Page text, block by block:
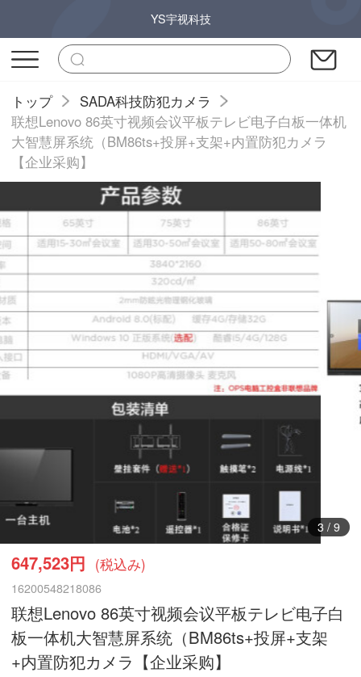
YS宇视科技
トップ
SADA科技防犯カメラ
联想Lenovo 86英寸视频会议平板テレビ电子白板一体机
大智慧屏系统（BM86ts+投屏+支架+内置防犯カメラ
【企业采购】
3/ 9
647,523円 (税込み)
16200548218086
联想Lenovo 86英寸视频会议平板テレビ电子白
板一体机大智慧屏系统（BM86ts+投屏+支架
+内置防犯カメラ【企业采购】